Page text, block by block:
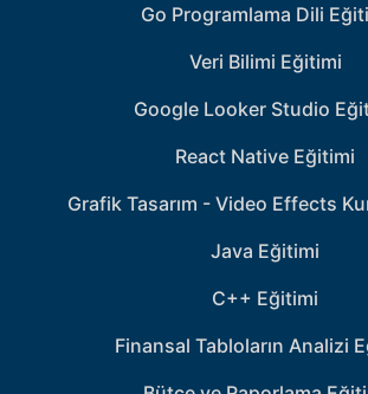
Go Programlama Dili
Veri Bilimi Eğitimi
Google Looker Studio
React Native Eğitimi
Grafik Tasarım - Video Effects
Java Eğitimi
C++ Eğitimi
Finansal Tabloların Analizi